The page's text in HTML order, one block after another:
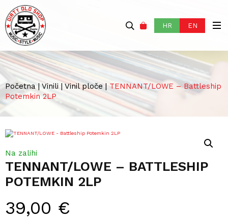
HR EN
Početna | Vinili | Vinil ploče|TENNANT/LOWE – Battleship
Potemkin 2LP
TENNANT/LOWE – BATTLESHIP
POTEMKIN 2LP
39,00 €
Na zalihi